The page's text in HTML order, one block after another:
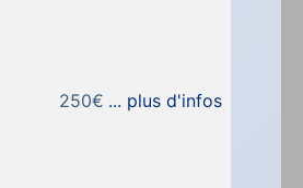
250€ ... plus d'infos